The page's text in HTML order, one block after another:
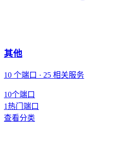
其他
10 个端口 · 25 相关服务
10个端口
1热门端口
查看分类